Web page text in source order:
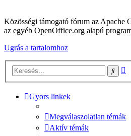
Közösségi támogató fórum az Apache
az egyéb OpenOffice.org alapú
Ugrás a tartalomhoz
Gyors linkek
Megválaszolatlan témák
Aktív témák